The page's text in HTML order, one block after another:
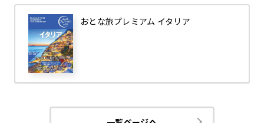
おとな旅プレミアム イタリア